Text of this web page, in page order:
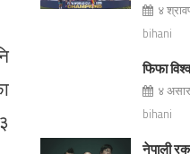
४
bihani
फिफा
४
bihani
नेपाली